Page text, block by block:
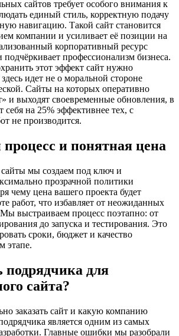
сайтов требует особого внимания к
единый стиль, корректную подачу
навигацию. Такой сайт становится
компании и усиливает её позиции на
корпоративный ресурс
профессионализм бизнеса.
этот эффект сайт нужно
здесь идет не о моральной стороне
Сайты на которых оперативно
и выходят своевременные обновления, в
себя на 25% эффективнее тех, с
не производится.
и понятная цена
мы создаем под ключ и
прозрачной политики
чему цена вашего проекта будет
работ, что избавляет от неожиданных
Мы выстраиваем процесс поэтапно: от
до запуска и тестирования. Это
сроки, бюджет и качество
этапе.
для
сайта?
заказать сайт и какую компанию
является одним из самых
Главные ошибки мы разобрали